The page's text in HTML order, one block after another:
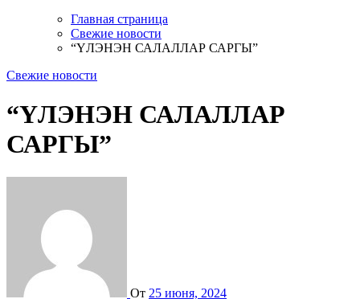
Главная страница
Свежие новости
“ҮЛЭНЭН САЛАЛЛАР САРГЫ”
Свежие новости
“ҮЛЭНЭН САЛАЛЛАР
САРГЫ”
От 25 июня, 2024